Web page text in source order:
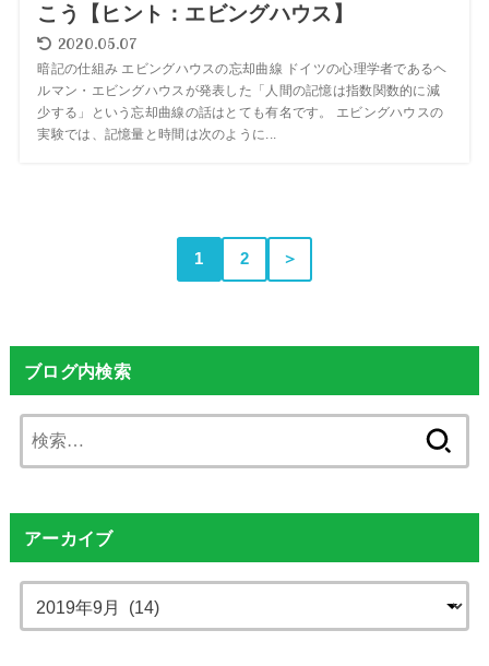
こう【ヒント：エビングハウス】
2020.05.07
暗記の仕組み エビングハウスの忘却曲線 ドイツの心理学者であるヘ
ルマン・エビングハウスが発表した「人間の記憶は指数関数的に減
少する」という忘却曲線の話はとても有名です。 エビングハウスの
実験では、記憶量と時間は次のように...
1 2 ＞
ブログ内検索
索:
アーカイブ